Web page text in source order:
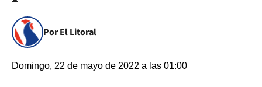
Por El Litoral
Domingo, 22 de mayo de 2022 a las 01:00